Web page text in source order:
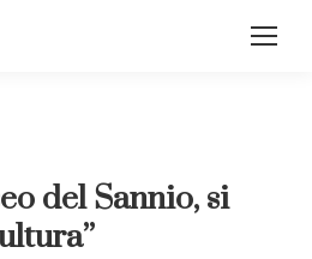
del Sannio, si